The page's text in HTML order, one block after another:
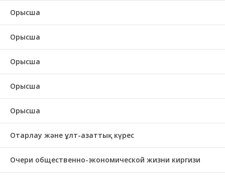
Орысша
Орысша
Орысша
Орысша
Орысша
Отарлау және ұлт-азаттық күрес
Очери общественно-экономической жизни киргизи